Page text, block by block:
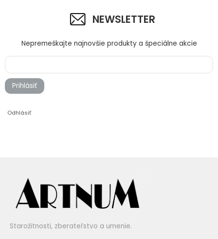
NEWSLETTER
Nepremeškajte najnovšie produkty a špeciálne akcie
Prihlásiť
Odhlásiť
Starožitnosti, zberateľstvo a umenie.